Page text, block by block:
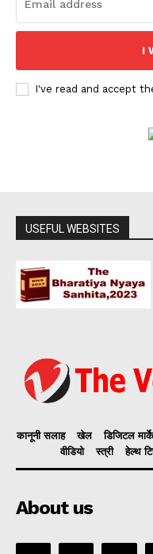
I
I've read and accept
USEFUL WEBSITES
कानूनी सलाह खेल डिजिटल
वीडियो
स्त्री हेल्थ
About us